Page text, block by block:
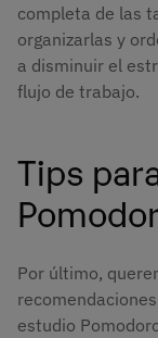
completa de las
organizarlas y
a disminuir el
flujo de trabajo.
Tips
Por último,
estudio